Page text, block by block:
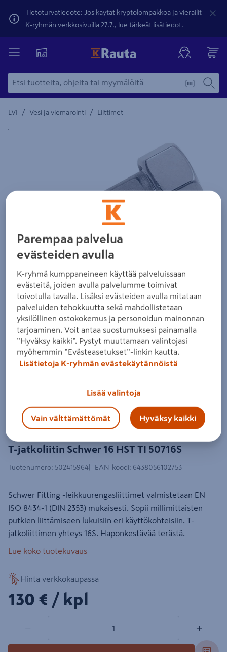
Tietoturvatiedote: Jos käytät kryptolompakkoa ja vierailit
K-ryhmän verkkosivuilla 27.7., lue tärkeät lisätiedot.
LVI / Vesi ja viemäröinti / Liittimet
Yksityiskohtainen kuvaus löytyy Tuotteen kuvaus -
T-jatkoliitin Schwer 16 HST TI 50716S
SCHWER
Tuotenumero: 502415964 EAN-koodi: 6438056102753
Schwer Fitting -leikkuurengasliittimet valmistetaan EN
ISO 8434-1 (DIN 2353) mukaisesti. Sopii millimittaisten
putkien liittämiseen lukuisiin eri käyttökohteisiin. T-
jatkoliittimen yhteys 16S. Haponkestävää terästä.
Lue koko tuotekuvaus
Hinta verkkokaupassa
130€/kpl
130 € / kpl
− +
Parempaa palvelua
evästeiden avulla
K-ryhmä kumppaneineen käyttää palveluissaan
evästeitä, joiden avulla palvelumme toimivat
toivotulla tavalla. Lisäksi evästeiden avulla mitataan
palveluiden tehokkuutta sekä mahdollistetaan
yksilöllinen ostokokemus ja personoidun mainonnan
tarjoaminen. Voit antaa suostumuksesi painamalla
”Hyväksy kaikki”. Pystyt muuttamaan valintojasi
myöhemmin ”Evästeasetukset”-linkin kautta.
Lisätietoja K-ryhmän evästekäytännöistä
Lisää valintoja
Vain välttämättömät Hyväksy kaikki